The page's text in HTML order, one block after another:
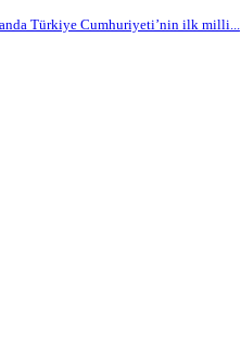
Türkiye Cumhuriyeti’nin ilk milli...